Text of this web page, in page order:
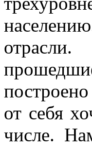
от себя
числе.